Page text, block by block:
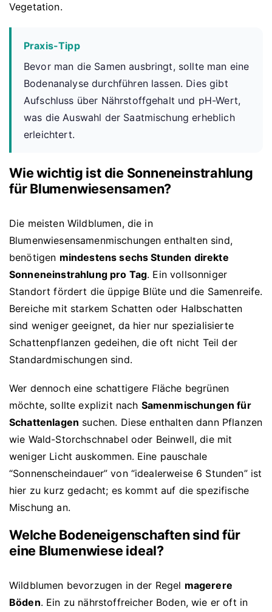
Vegetation.
Praxis-Tipp
Bevor man die Samen ausbringt, sollte man eine
Bodenanalyse durchführen lassen. Dies gibt
Aufschluss über Nährstoffgehalt und pH-Wert,
was die Auswahl der Saatmischung erheblich
erleichtert.
Wie wichtig ist die Sonneneinstrahlung
für Blumenwiesensamen?
Die meisten Wildblumen, die in
Blumenwiesensamenmischungen enthalten sind,
benötigen mindestens sechs Stunden direkte
Sonneneinstrahlung pro Tag. Ein vollsonniger
Standort fördert die üppige Blüte und die Samenreife.
Bereiche mit starkem Schatten oder Halbschatten
sind weniger geeignet, da hier nur spezialisierte
Schattenpflanzen gedeihen, die oft nicht Teil der
Standardmischungen sind.
Wer dennoch eine schattigere Fläche begrünen
möchte, sollte explizit nach Samenmischungen für
Schattenlagen suchen. Diese enthalten dann Pflanzen
wie Wald-Storchschnabel oder Beinwell, die mit
weniger Licht auskommen. Eine pauschale
“Sonnenscheindauer” von “idealerweise 6 Stunden” ist
hier zu kurz gedacht; es kommt auf die spezifische
Mischung an.
Welche Bodeneigenschaften sind für
eine Blumenwiese ideal?
Wildblumen bevorzugen in der Regel magerere
Böden. Ein zu nährstoffreicher Boden, wie er oft in